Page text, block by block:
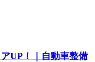
UP！｜自動車整備